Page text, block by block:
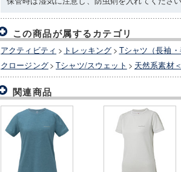
この商品が属するカテゴリ
アクティビティ > トレッキング > Tシャツ（長袖・
クロージング> Tシャツ/スウェット > 天然系素材
関連商品